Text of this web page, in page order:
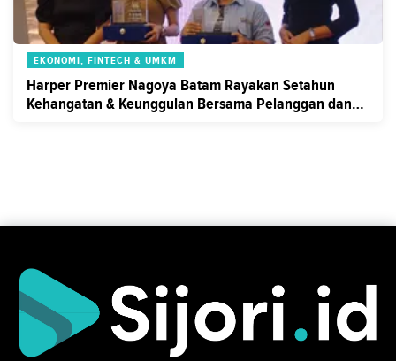
EKONOMI, FINTECH & UMKM
Harper Premier Nagoya Batam Rayakan Setahun
Kehangatan & Keunggulan Bersama Pelanggan dan